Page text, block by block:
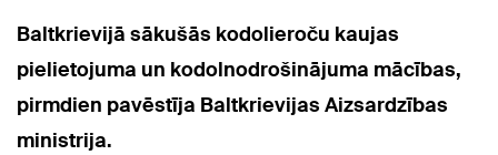
Baltkrievijā sākušās kodolieroču kaujas
pielietojuma un kodolnodrošinājuma mācības,
pirmdien pavēstīja Baltkrievijas Aizsardzības
ministrija.